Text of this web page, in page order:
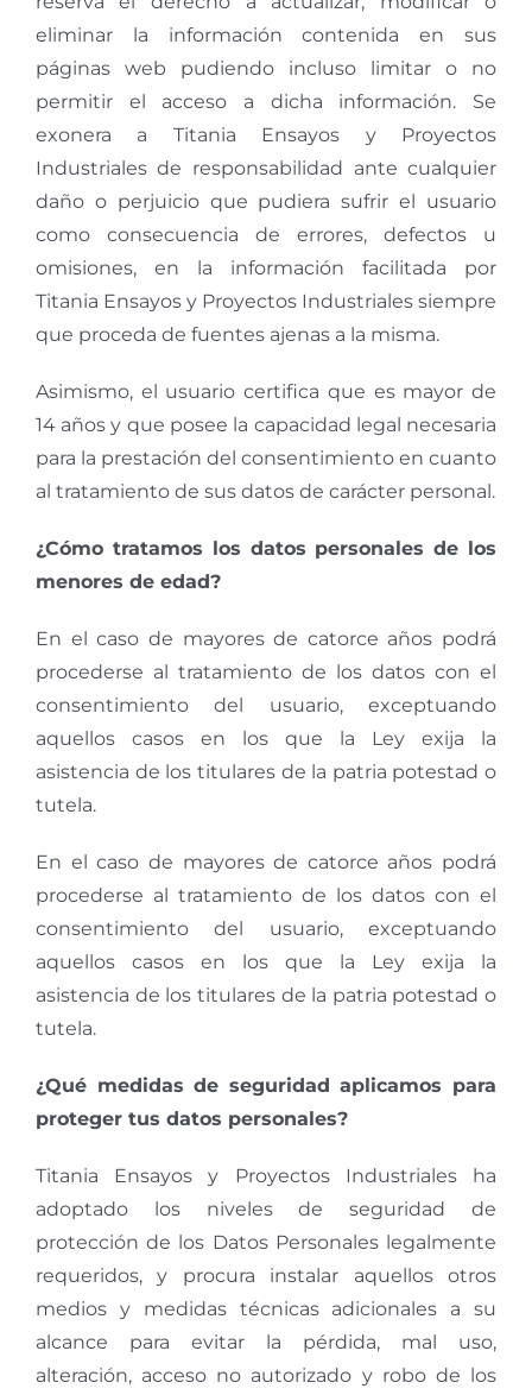
eliminar la información contenida en sus
páginas web pudiendo incluso limitar o no
permitir el acceso a dicha información. Se
exonera a Titania Ensayos y Proyectos
Industriales de responsabilidad ante cualquier
daño o perjuicio que pudiera sufrir el usuario
como consecuencia de errores, defectos u
omisiones, en la información facilitada por
Titania Ensayos y Proyectos Industriales siempre
que proceda de fuentes ajenas a la misma.
Asimismo, el usuario certifica que es mayor de
14 años y que posee la capacidad legal necesaria
para la prestación del consentimiento en cuanto
al tratamiento de sus datos de carácter personal.
¿Cómo tratamos los datos personales de los
menores de edad?
En el caso de mayores de catorce años podrá
procederse al tratamiento de los datos con el
consentimiento del usuario, exceptuando
aquellos casos en los que la Ley exija la
asistencia de los titulares de la patria potestad o
tutela.
En el caso de mayores de catorce años podrá
procederse al tratamiento de los datos con el
consentimiento del usuario, exceptuando
aquellos casos en los que la Ley exija la
asistencia de los titulares de la patria potestad o
tutela.
¿Qué medidas de seguridad aplicamos para
proteger tus datos personales?
Titania Ensayos y Proyectos Industriales ha
adoptado los niveles de seguridad de
protección de los Datos Personales legalmente
requeridos, y procura instalar aquellos otros
medios y medidas técnicas adicionales a su
alcance para evitar la pérdida, mal uso,
alteración, acceso no autorizado y robo de los